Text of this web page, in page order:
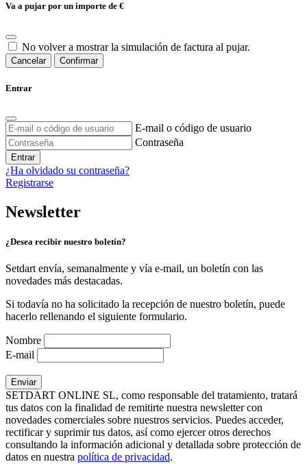
Va a pujar por un importe de €
No volver a mostrar la simulación de factura al pujar.
Cancelar Confirmar
Entrar
E-mail o código de usuario
Contraseña
Entrar
¿Ha olvidado su contraseña?
Registrarse
Newsletter
¿Desea recibir nuestro boletín?
Setdart envía, semanalmente y vía e-mail, un boletín con las
novedades más destacadas.
Si todavía no ha solicitado la recepción de nuestro boletín, puede
hacerlo rellenando el siguiente formulario.
Nombre
E-mail
SETDART ONLINE SL, como responsable del tratamiento, tratará
tus datos con la finalidad de remitirte nuestra newsletter con
novedades comerciales sobre nuestros servicios. Puedes acceder,
rectificar y suprimir tus datos, así como ejercer otros derechos
consultando la información adicional y detallada sobre protección de
datos en nuestra política de privacidad.